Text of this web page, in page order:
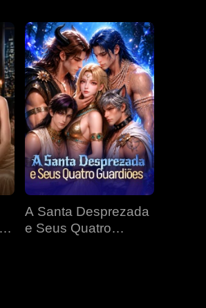
EP 22 EP 23 EP 24
EP 25 EP 26 EP 27
EP 28 EP 29 EP 30
A Santa Desprezada
e Seus Quatro